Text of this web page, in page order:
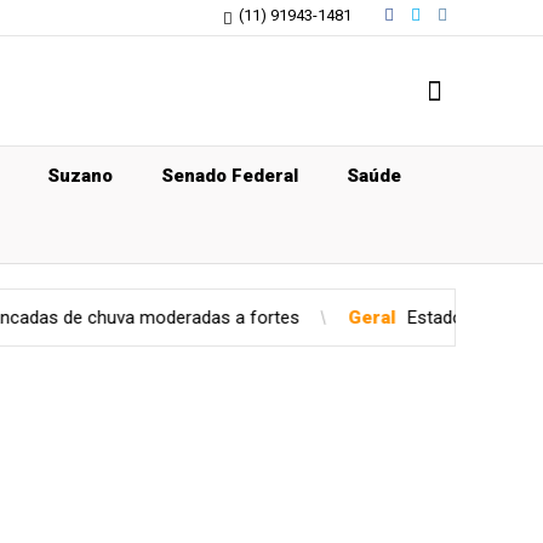
(11) 91943-1481
Suzano Senado Federal Saúde
moderadas a fortes Geral Estado de São Paulo confirma